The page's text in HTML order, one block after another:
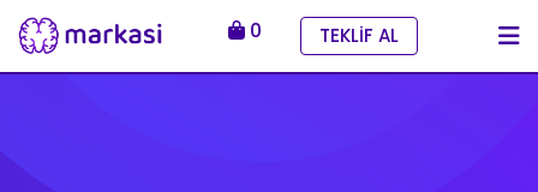
TEKLİF AL
0